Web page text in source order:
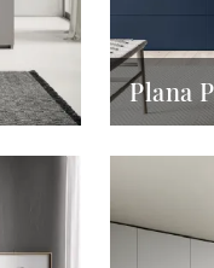
Plana